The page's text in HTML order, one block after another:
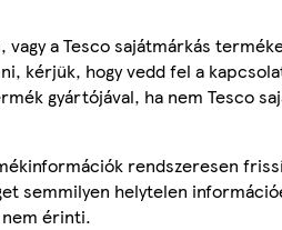
vagy a Tesco sajátmárkás
kérjük, hogy vedd fel a
gyártójával, ha nem Tesco
rendszeresen
semmilyen helytelen
érinti.